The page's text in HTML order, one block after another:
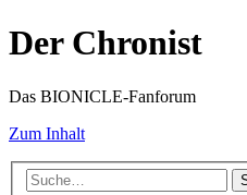
Der Chronist
Das BIONICLE-Fanforum
Zum Inhalt